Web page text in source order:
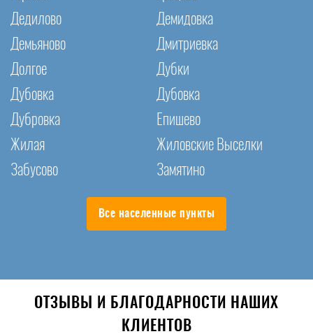
Дедилово
Демидовка
Демьяново
Дмитриевка
Долгое
Дубки
Дубовка
Дубовка
Дубровка
Епишево
Жилая
Жиловские Выселки
Забусово
Замятино
Все населенные пункты
ОТЗЫВЫ И БЛАГОДАРНОСТИ НАШИХ
КЛИЕНТОВ